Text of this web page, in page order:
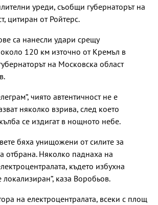
уреди, съобщи губернаторът на
цитиран от Ройтерс.
са нанесли удари срещу
120 км източно от Кремъл в
на Московска област
чиято автентичност не е
няколко взрива, след което
се издигат в нощното небе.
бяха унищожени от силите за
отбрана. Няколко паднаха на
където избухна
локализиран“, каза Воробьов.
на електроцентралата, всеки с площ